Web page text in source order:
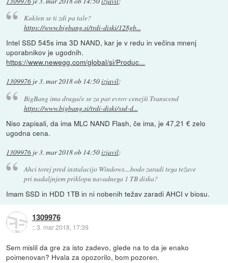
Kakšen se ti zdi pa tale?
https://www.bigbang.si/trdi-diski/128gb...
Intel SSD 545s ima 3D NAND, kar je v redu in večina mnenj
uporabnikov je ugodnih.
https://www.newegg.com/global/si/Produc...
1309976 je3. mar 2018 ob 14:50izjavil:
BigBang ima drugače se za par evrov cenejši Transcend
https://www.bigbang.si/trdi-diski/ssd-d...
Niso zapisali, da ima MLC NAND Flash, če ima, je 47,21 € zelo
ugodna cena.
1309976 je3. mar 2018 ob 14:50izjavil:
Ahci torej pred instalacijo Windows....bodo zaradi tega težave
pri nadaljnjem priklopu navadnega 1 TB diska?
Imam SSD in HDD 1TB in ni nobenih težav zaradi AHCI v biosu.
1309976
::3. mar 2018, 17:39
Sem mislil da gre za isto zadevo, glede na to da je enako
poimenovan? Hvala za opozorilo, bom pozoren.